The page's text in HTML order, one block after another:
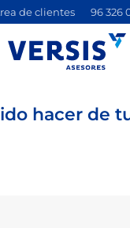
de clientes 96 326
hacer de